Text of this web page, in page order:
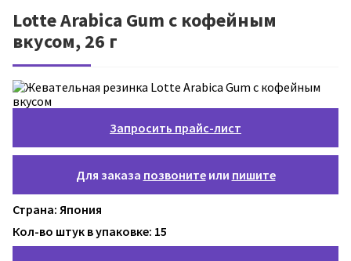
Lotte Arabica Gum с кофейным
вкусом, 26 г
Запросить прайс-лист
Для заказа позвонитеили пишите
Страна: Япония
Кол-во штук в упаковке: 15